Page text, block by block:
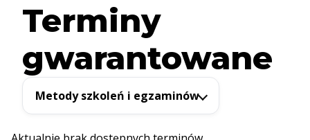
Terminy
gwarantowane
Metody szkoleń i egzaminów